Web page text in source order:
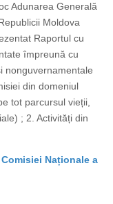
Adunarea Generală
Moldova
Raportul cu
împreună cu
nonguvernamentale
din domeniul
tot parcursul vieții,
; 2. Activități din
Naționale a